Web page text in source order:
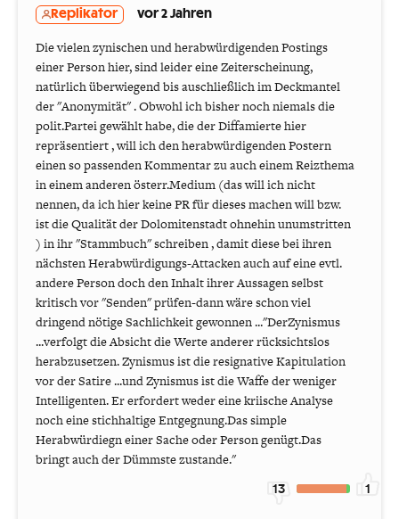
Replikator vor 2 Jahren
Die vielen zynischen und herabwürdigenden Postings
einer Person hier, sind leider eine Zeiterscheinung,
natürlich überwiegend bis auschließlich im Deckmantel
der "Anonymität" . Obwohl ich bisher noch niemals die
polit.Partei gewählt habe, die der Diffamierte hier
repräsentiert , will ich den herabwürdigenden Postern
einen so passenden Kommentar zu auch einem Reizthema
in einem anderen österr.Medium (das will ich nicht
nennen, da ich hier keine PR für dieses machen will bzw.
ist die Qualität der Dolomitenstadt ohnehin unumstritten
) in ihr "Stammbuch" schreiben , damit diese bei ihren
nächsten Herabwürdigungs-Attacken auch auf eine evtl.
andere Person doch den Inhalt ihrer Aussagen selbst
kritisch vor "Senden" prüfen-dann wäre schon viel
dringend nötige Sachlichkeit gewonnen ..."DerZynismus
...verfolgt die Absicht die Werte anderer rücksichtslos
herabzusetzen. Zynismus ist die resignative Kapitulation
vor der Satire ...und Zynismus ist die Waffe der weniger
Intelligenten. Er erfordert weder eine kriische Analyse
noch eine stichhaltige Entgegnung.Das simple
Herabwürdiegn einer Sache oder Person genügt.Das
bringt auch der Dümmste zustande."
13 1